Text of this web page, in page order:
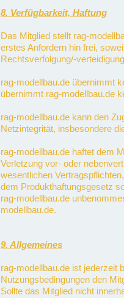
8. Verfügbarkeit, Haftung
Das Mitglied stellt rag-
erstes Anfordern hin frei,
Rechtsverfolgung/-
rag-modellbau.de übernimmt
übernimmt rag-modellbau.de
rag-modellbau.de kann den
Netzintegrität, insbesondere
rag-modellbau.de haftet dem
Verletzung vor- oder
wesentlichen
dem Produkthaftungsgesetz
rag-modellbau.de
modellbau.de.
9. Allgemeines
rag-modellbau.de ist jederzeit
Nutzungsbedingungen den
Sollte das Mitglied nicht